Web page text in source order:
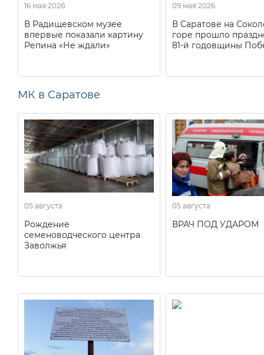
16 мая 2026
В Радищевском музее
впервые показали картину
Репина «Не ждали»
09 мая 2026
В Саратове на
горе прошло
81-й годовщины
МК в Саратове
05 августа
Рождение
семеноводческого центра
Заволжья
05 августа
ВРАЧ ПОД УДАРОМ